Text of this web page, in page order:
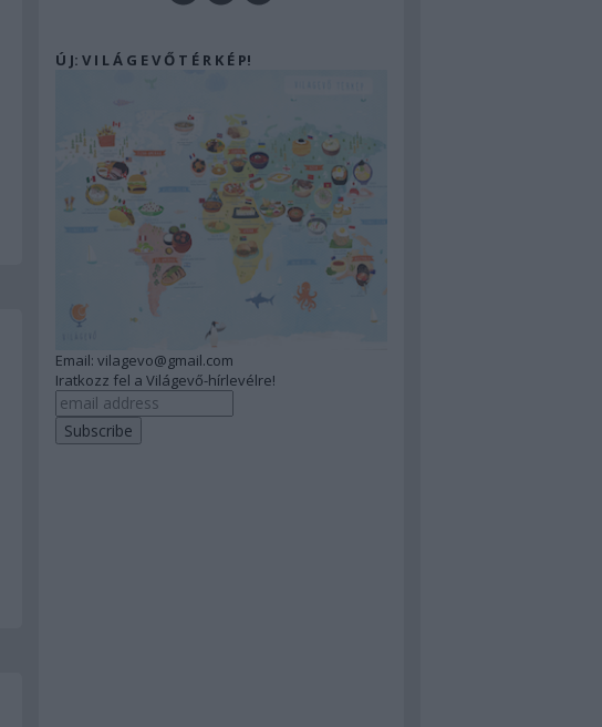
Ú J: V I L Á G E V Ő T É R K É P!
Email: vilagevo@gmail.com
Iratkozz fel a Világevő-hírlevélre!